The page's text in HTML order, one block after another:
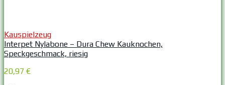
Kauspielzeug
Interpet Nylabone – Dura Chew Kauknochen,
Speckgeschmack, riesig
20,97 €